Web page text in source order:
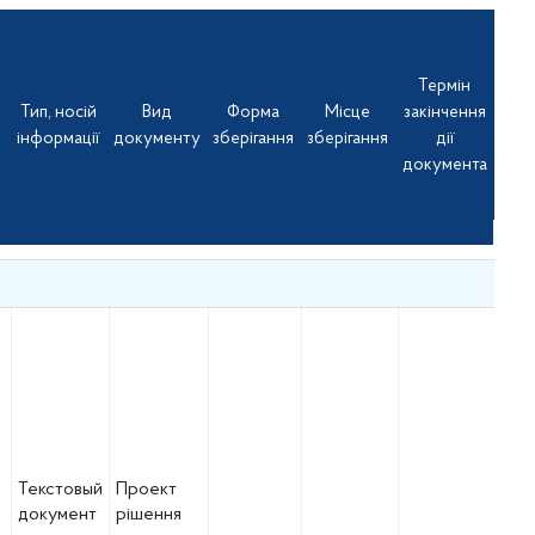
Тип, носій
інформації
Вид
документу
Форма
зберігання
Місце
зберігання
Термін
закінчення
дії
документа
Тип, носій
інформації
Вид
Форма
зберігання
Місце
зберігання
Термін
закінчення
Текстовый
документ
Проект
рішення